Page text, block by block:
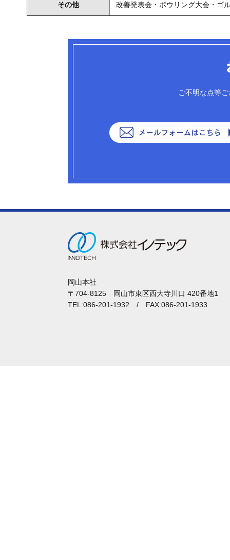
その他 改善発表会・ボウリング大会・ゴ
ご不明な点等
岡山本社
〒704-8125 岡山市東区西大寺川口 420番地1
TEL:086-201-1932 / FAX:086-201-1933